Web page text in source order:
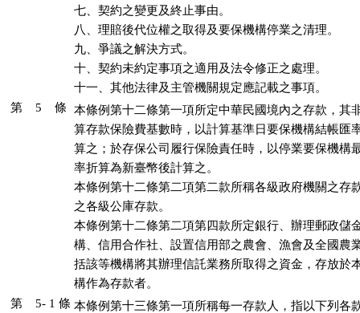
七、契約之變更及終止事由。
八、理賠後代位權之取得及要保機構停業之清理。
九、爭議之解決方式。
十、契約未約定事項之適用及法令修正之處理。
十一、其他法律及主管機關規定應記載之事項。
第 5 條
本條例第十二條第一項所定中華民國境內之存款，其
算存款保險費基數時，以計算基準日要保機構結帳匯
算之；於存保公司履行保險責任時，以停業要保機構
率折算為新臺幣後計算之。
本條例第十二條第二項第二款所稱各級政府機關之存
之各級公庫存款。
本條例第十二條第二項第四款所定銀行、辦理郵政儲
構、信用合作社、設置信用部之農會、漁會及全國農
括該等機構將其辦理信託業務所取得之資金，存放於
構作為存款者。
第 5- 1 條 本條例第十三條第一項所稱每一存款人，指以下列各